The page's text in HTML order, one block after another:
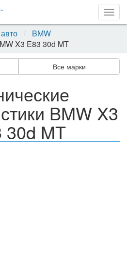
BMW
X3 E83 30d MT
Все марки
BMW X3
30d MT